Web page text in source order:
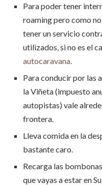
Para poder tener
roaming pero como
tener un servicio
utilizados, si no es el
autocaravana.
Para conducir por las
la Viñeta (impuesto
autopistas) vale
frontera.
Lleva comida en la
bastante caro.
Recarga las
que vayas a estar en